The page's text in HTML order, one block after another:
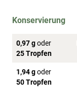
Konservierung
0,97 goder
25 Tropfen
1,94 goder
50 Tropfen